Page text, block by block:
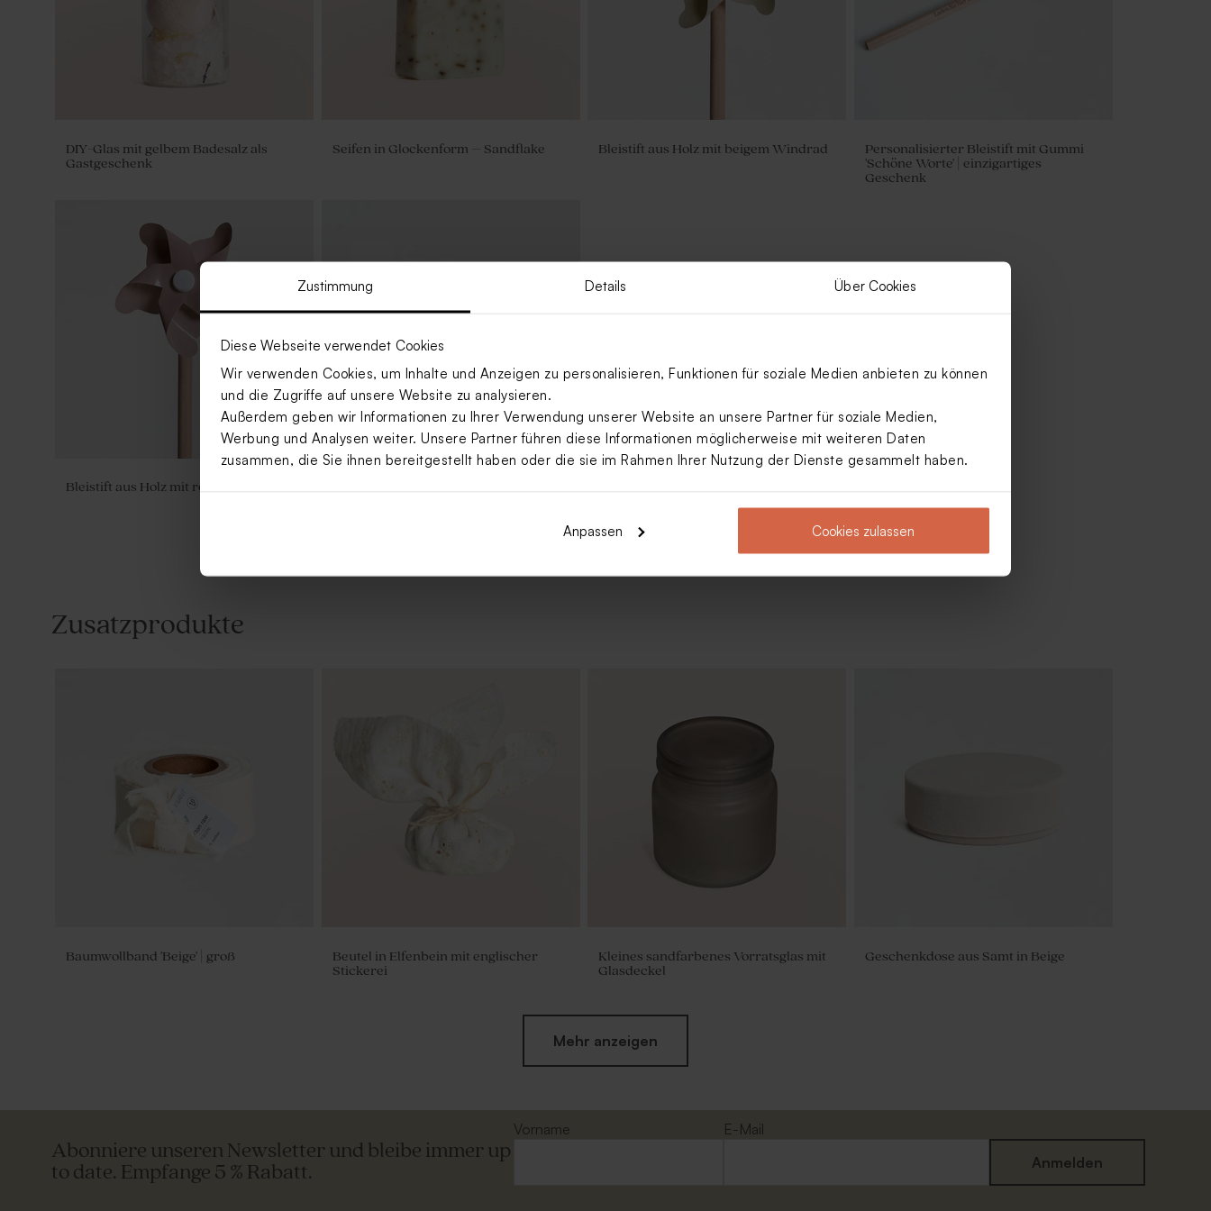
Zustimmung Details Über Cookies
Diese Webseite verwendet Cookies
Wir verwenden Cookies, um Inhalte und Anzeigen zu personalisieren, Funktionen für soziale Medien anbieten zu können
und die Zugriffe auf unsere Website zu analysieren.
Außerdem geben wir Informationen zu Ihrer Verwendung unserer Website an unsere Partner für soziale Medien,
Werbung und Analysen weiter. Unsere Partner führen diese Informationen möglicherweise mit weiteren Daten
zusammen, die Sie ihnen bereitgestellt haben oder die sie im Rahmen Ihrer Nutzung der Dienste gesammelt haben.
Anpassen Cookies zulassen
DIY-Glas mit gelbem Badesalz als
Gastgeschenk
Seifen in Glockenform – Sandflake Bleistift aus Holz mit beigem Windrad
Personalisierter Bleistift mit Gummi
'Schöne Worte' | einzigartiges
Geschenk
Bleistift aus Holz mit rosa Windrad
Zusatzprodukte
Baumwollband 'Beige' | groß
Beutel in Elfenbein mit englischer
Stickerei
Kleines sandfarbenes Vorratsglas mit
Glasdeckel
Geschenkdose aus Samt in Beige
Mehr anzeigen
Abonniere unseren Newsletter und bleibe immer up
to date. Empfange 5 % Rabatt.
Vorname
E-Mail
Anmelden